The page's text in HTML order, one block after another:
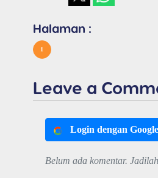
Halaman :
1
Leave a
Login dengan
Belum ada komentar.